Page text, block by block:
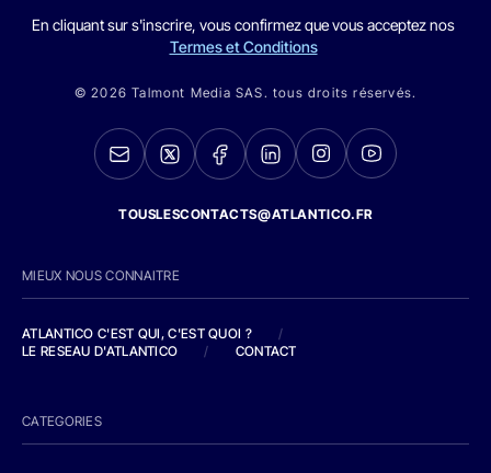
En cliquant sur s'inscrire, vous confirmez que vous acceptez nos
Termes et Conditions
© 2026 Talmont Media SAS. tous droits réservés.
TOUSLESCONTACTS@ATLANTICO.FR
MIEUX NOUS CONNAITRE
ATLANTICO C'EST QUI, C'EST QUOI ?
/
LE RESEAU D'ATLANTICO
/ CONTACT
CATEGORIES